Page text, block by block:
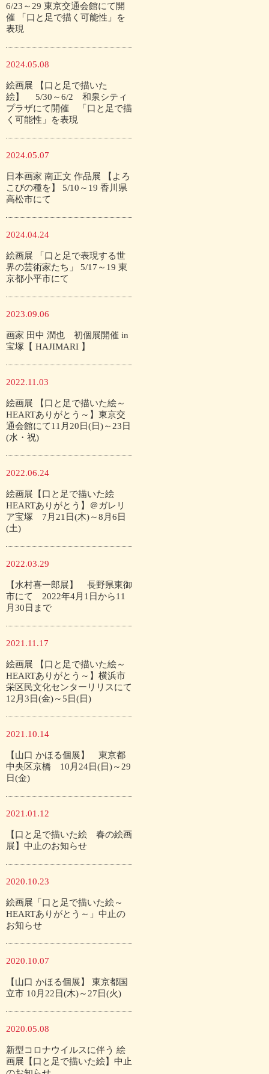
6/23～29 東京交通会館にて開
催 「口と足で描く可能性」を
表現
2024.05.08
絵画展 【口と足で描いた
絵】 5/30～6/2 和泉シティ
プラザにて開催 「口と足で描
く可能性」を表現
2024.05.07
日本画家 南正文 作品展 【よろ
こびの種を】 5/10～19 香川県
高松市にて
2024.04.24
絵画展 「口と足で表現する世
界の芸術家たち」 5/17～19 東
京都小平市にて
2023.09.06
画家 田中 潤也 初個展開催 in
宝塚【 HAJIMARI 】
2022.11.03
絵画展 【口と足で描いた絵～
HEARTありがとう～】東京交
通会館にて11月20日(日)～23日
(水・祝)
2022.06.24
絵画展【口と足で描いた絵
HEARTありがとう】＠ガレリ
ア宝塚 7月21日(木)～8月6日
(土)
2022.03.29
【水村喜一郎展】 長野県東御
市にて 2022年4月1日から11
月30日まで
2021.11.17
絵画展 【口と足で描いた絵～
HEARTありがとう～】横浜市
栄区民文化センターリリスにて
12月3日(金)～5日(日)
2021.10.14
【山口 かほる個展】 東京都
中央区京橋 10月24日(日)～29
日(金)
2021.01.12
【口と足で描いた絵 春の絵画
展】中止のお知らせ
2020.10.23
絵画展「口と足で描いた絵～
HEARTありがとう～」中止の
お知らせ
2020.10.07
【山口 かほる個展】 東京都国
立市 10月22日(木)～27日(火)
2020.05.08
新型コロナウイルスに伴う 絵
画展【口と足で描いた絵】中止